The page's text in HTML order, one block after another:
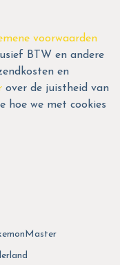
voorwaarden
BTW en andere
en
over de juistheid van
hoe we met cookies